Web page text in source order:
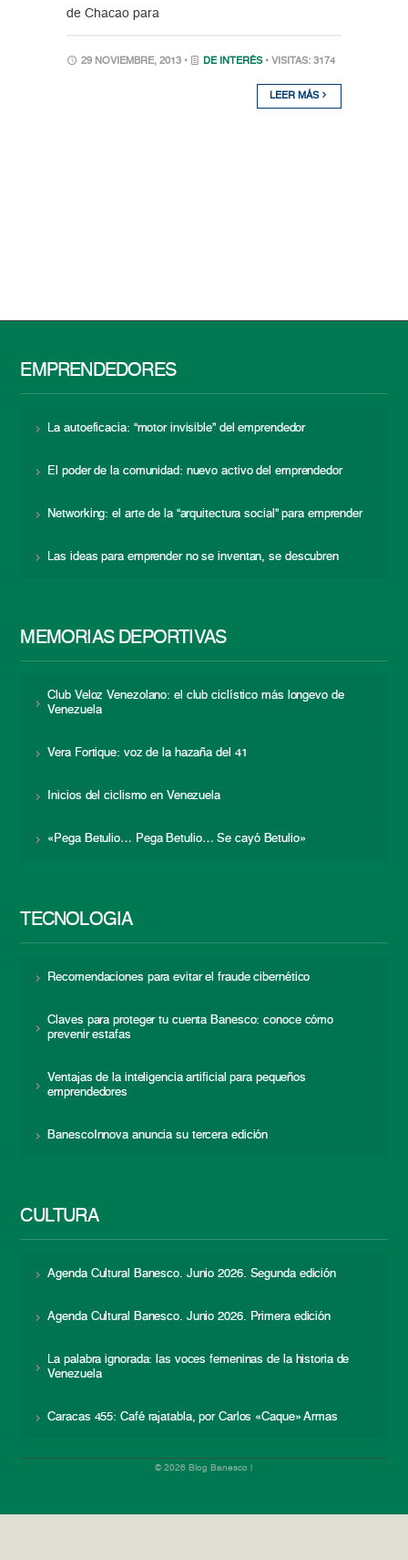
de Chacao para
29 NOVIEMBRE, 2013 • DE INTERÉS • VISITAS: 3174
LEER MÁS
EMPRENDEDORES
La autoeficacia: “motor invisible” del emprendedor
El poder de la comunidad: nuevo activo del emprendedor
Networking: el arte de la “arquitectura social” para emprender
Las ideas para emprender no se inventan, se descubren
MEMORIAS DEPORTIVAS
Club Veloz Venezolano: el club ciclístico más longevo de
Venezuela
Vera Fortique: voz de la hazaña del 41
Inicios del ciclismo en Venezuela
«Pega Betulio… Pega Betulio… Se cayó Betulio»
TECNOLOGÍA
Recomendaciones para evitar el fraude cibernético
Claves para proteger tu cuenta Banesco: conoce cómo
prevenir estafas
Ventajas de la inteligencia artificial para pequeños
emprendedores
BanescoInnova anuncia su tercera edición
CULTURA
Agenda Cultural Banesco. Junio 2026. Segunda edición
Agenda Cultural Banesco. Junio 2026. Primera edición
La palabra ignorada: las voces femeninas de la historia de
Venezuela
Caracas 455: Café rajatabla, por Carlos «Caque» Armas
© 2026 Blog Banesco |